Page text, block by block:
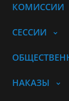
КОМИССИИ
СЕССИИ
НАКАЗЫ